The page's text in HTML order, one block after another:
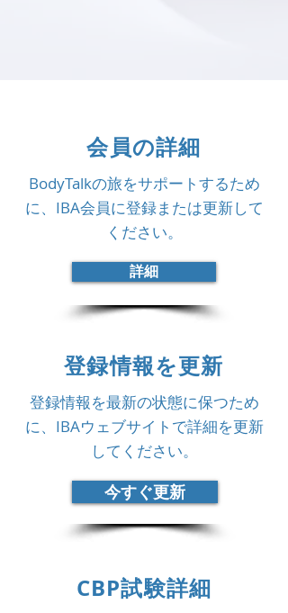
会員の詳細
BodyTalkの旅をサポートするため
に、IBA会員に登録または更新して
ください。
詳細
登録情報を更新
登録情報を最新の状態に保つため
に、IBAウェブサイトで詳細を更新
してください。
今すぐ更新
CBP試験詳細